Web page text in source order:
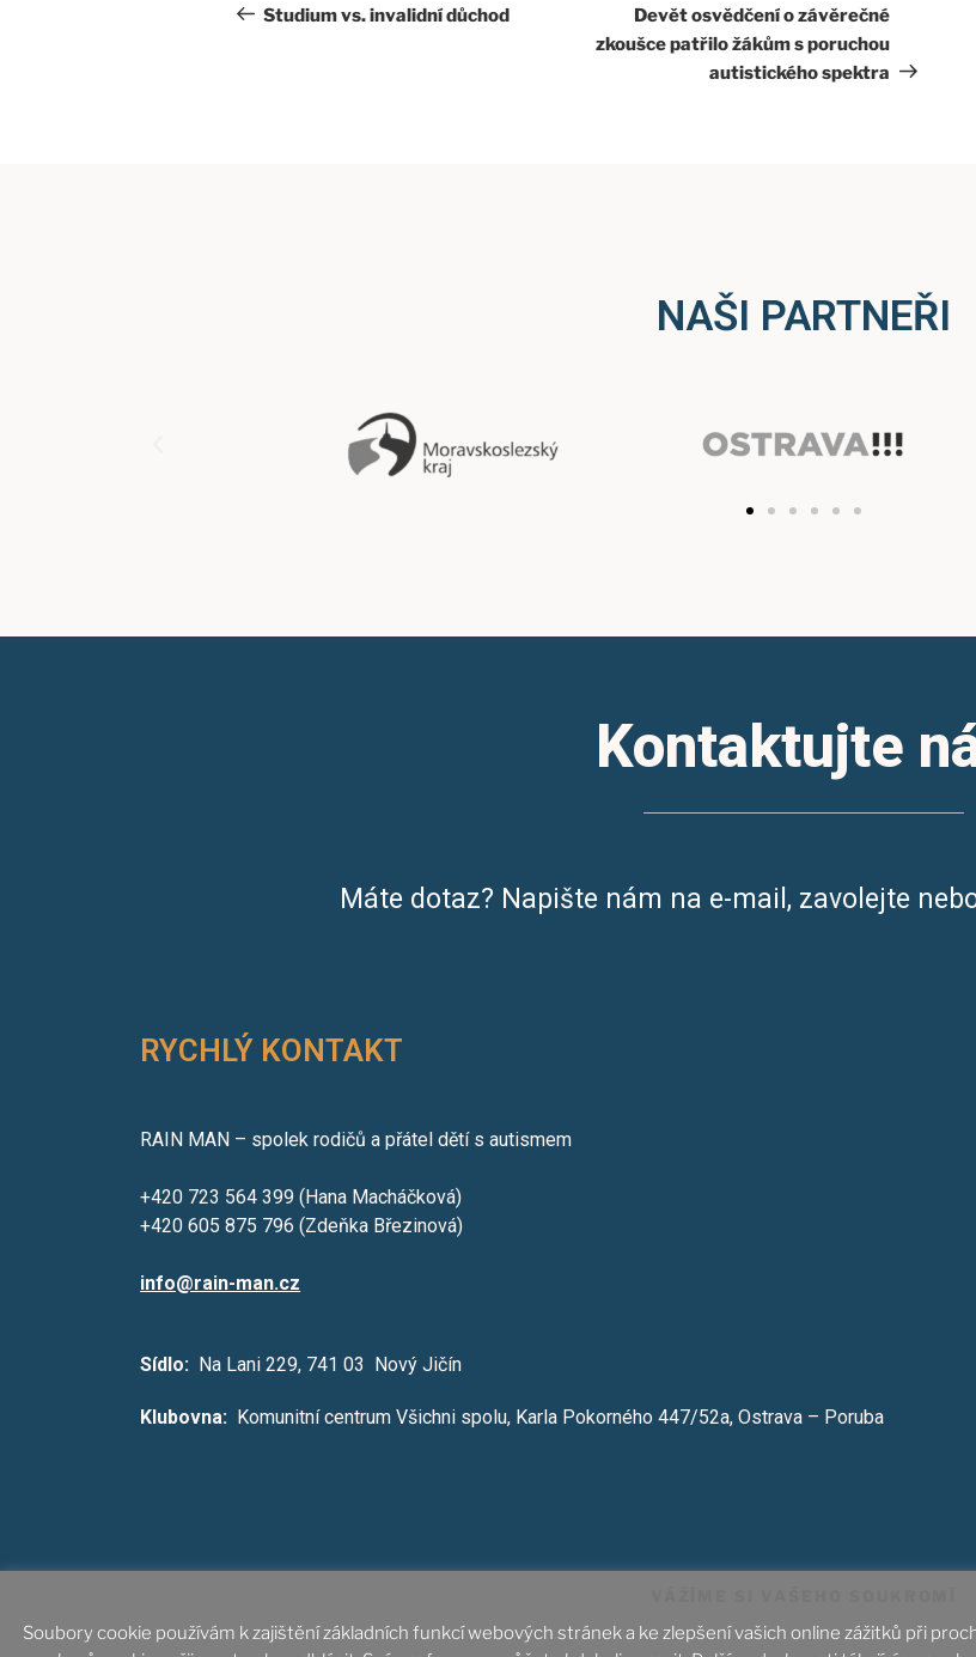
Studium vs. invalidní důchod
Devět osvědčení o závěrečné
zkoušce patřilo žákům s poruchou
autistického spektra
NAŠI PARTNEŘI
Kontaktujte
Máte dotaz? Napište nám na e-mail, zavolejte
RYCHLÝ KONTAKT
RAIN MAN – spolek rodičů a přátel dětí s autismem
+420 723 564 399 (Hana Macháčková)
+420 605 875 796 (Zdeňka Březinová)
info@rain-man.cz
Sídlo: Na Lani 229, 741 03 Nový Jičín
Klubovna: Komunitní centrum Všichni spolu, Karla Pokorného 447/52a, Ostrava – Poruba
Soubory cookie používám k zajištění základních funkcí webových stránek a ke zlepšení vašich online zážitků při